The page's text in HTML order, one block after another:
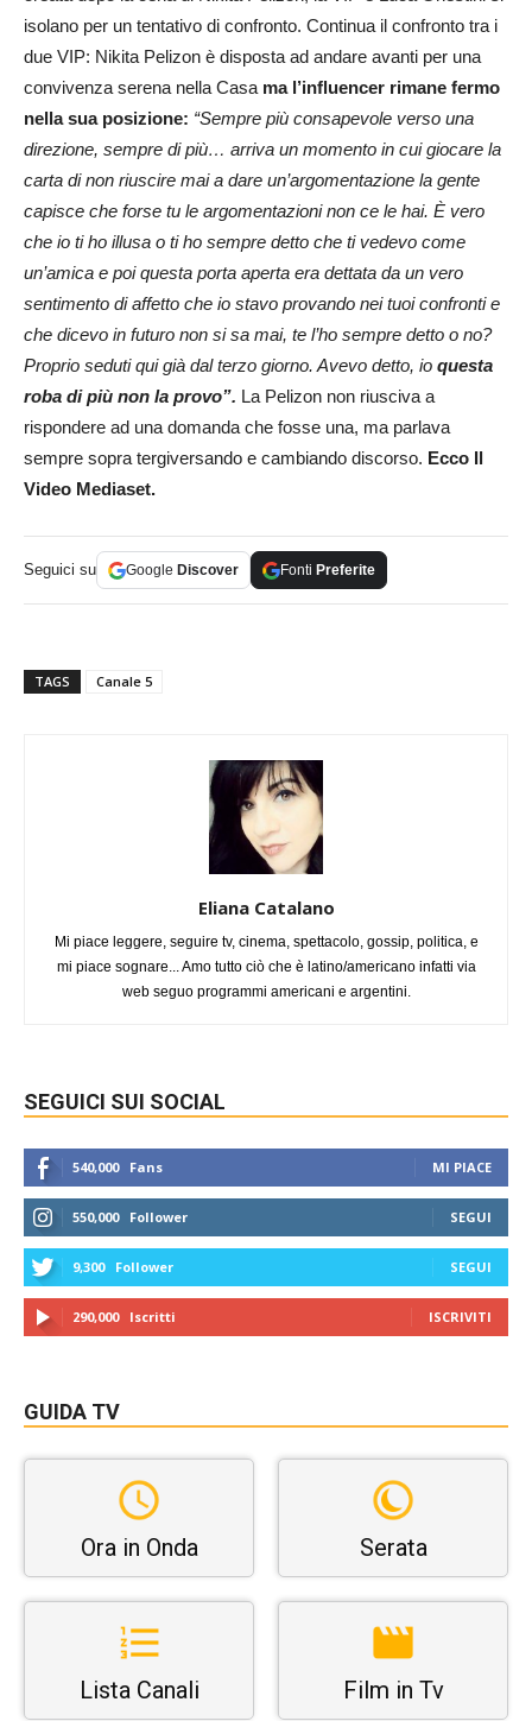
isolano per un tentativo di confronto. Continua il confronto tra i
due VIP: Nikita Pelizon è disposta ad andare avanti per una
convivenza serena nella Casa ma l’influencer rimane fermo
nella sua posizione: “Sempre più consapevole verso una
direzione, sempre di più… arriva un momento in cui giocare la
carta di non riuscire mai a dare un’argomentazione la gente
capisce che forse tu le argomentazioni non ce le hai. È vero
che io ti ho illusa o ti ho sempre detto che ti vedevo come
un’amica e poi questa porta aperta era dettata da un vero
sentimento di affetto che io stavo provando nei tuoi confronti e
che dicevo in futuro non si sa mai, te l’ho sempre detto o no?
Proprio seduti qui già dal terzo giorno. Avevo detto, io questa
roba di più non la provo”. La Pelizon non riusciva a
rispondere ad una domanda che fosse una, ma parlava
sempre sopra tergiversando e cambiando discorso. Ecco Il
Video Mediaset.
Seguici su Google Discover Fonti Preferite
TAGS Canale 5
Eliana Catalano
Mi piace leggere, seguire tv, cinema, spettacolo, gossip, politica, e
mi piace sognare... Amo tutto ciò che è latino/americano infatti via
web seguo programmi americani e argentini.
SEGUICI SUI SOCIAL
540,000 Fans MI PIACE
550,000 Follower SEGUI
9,300 Follower SEGUI
290,000 Iscritti ISCRIVITI
GUIDA TV
Ora in Onda Serata
Lista Canali Film in Tv